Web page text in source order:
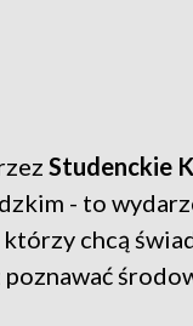
Studenckie
- to
chcą